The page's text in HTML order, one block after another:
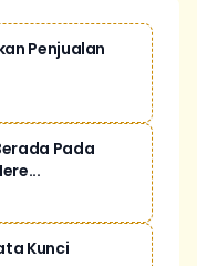
Penjualan
Pada
Kunci